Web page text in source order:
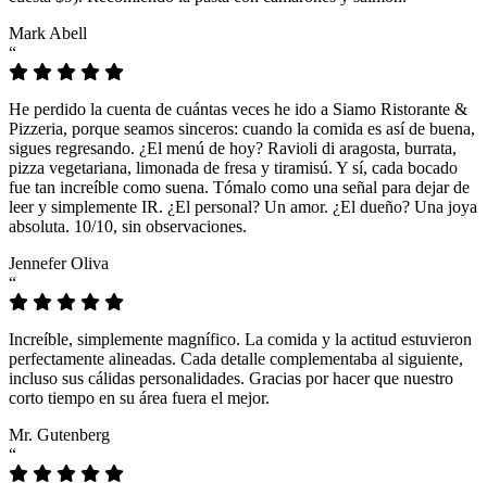
Mark Abell
“
He perdido la cuenta de cuántas veces he ido a Siamo Ristorante &
Pizzeria, porque seamos sinceros: cuando la comida es así de buena,
sigues regresando. ¿El menú de hoy? Ravioli di aragosta, burrata,
pizza vegetariana, limonada de fresa y tiramisú. Y sí, cada bocado
fue tan increíble como suena. Tómalo como una señal para dejar de
leer y simplemente IR. ¿El personal? Un amor. ¿El dueño? Una joya
absoluta. 10/10, sin observaciones.
Jennefer Oliva
“
Increíble, simplemente magnífico. La comida y la actitud estuvieron
perfectamente alineadas. Cada detalle complementaba al siguiente,
incluso sus cálidas personalidades. Gracias por hacer que nuestro
corto tiempo en su área fuera el mejor.
Mr. Gutenberg
“